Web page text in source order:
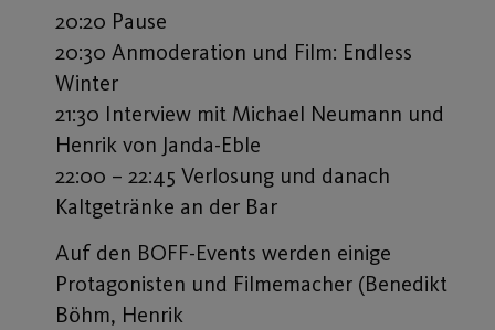
20:20 Pause
20:30 Anmoderation und Film: Endless
Winter
21:30 Interview mit Michael Neumann und
Henrik von Janda-Eble
22:00 – 22:45 Verlosung und danach
Kaltgetränke an der Bar
Auf den BOFF-Events werden einige
Protagonisten und Filmemacher (Benedikt
Böhm, Henrik